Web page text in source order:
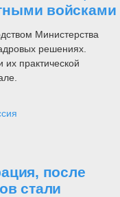
войсками
Министерства
решениях.
практической
после
стали